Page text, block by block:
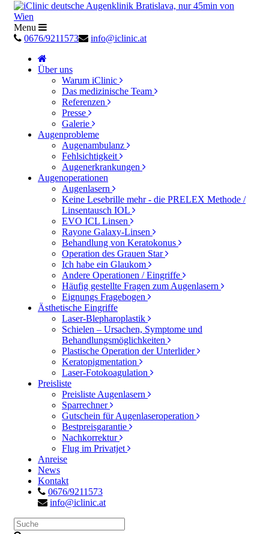
Menu
0676/9211573
info@iclinic.at
Über uns
Warum iClinic
Das medizinische Team
Referenzen
Presse
Galerie
Augenprobleme
Augenambulanz
Fehlsichtigkeit
Augenerkrankungen
Augenoperationen
Augenlasern
Keine Lesebrille mehr - die PRELEX Methode /
Linsentausch IOL
EVO ICL Linsen
Rayone Galaxy-Linsen
Behandlung von Keratokonus
Operation des Grauen Star
Ich habe ein Glaukom
Andere Operationen / Eingriffe
Häufig gestellte Fragen zum Augenlasern
Eignungs Fragebogen
Ästhetische Eingriffe
Laser-Blepharoplastik
Schielen – Ursachen, Symptome und
Behandlungsmöglichkeiten
Plastische Operation der Unterlider
Keratopigmentation
Laser-Fotokoagulation
Preisliste
Preisliste Augenlasern
Sparrechner
Gutschein für Augenlaseroperation
Bestpreisgarantie
Nachkorrektur
Flug im Privatjet
Anreise
News
Kontakt
0676/9211573
info@iclinic.at